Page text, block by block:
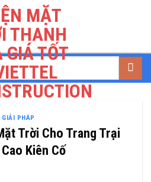
GIẢI PHÁP
Trời Cho Trang Trại
Kiên Cố